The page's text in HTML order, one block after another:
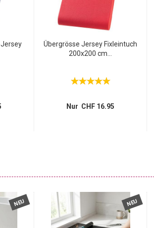
Übergrösse Jersey Fixleintuch
200x200 cm...
Nur CHF 16.95
NEU NEU